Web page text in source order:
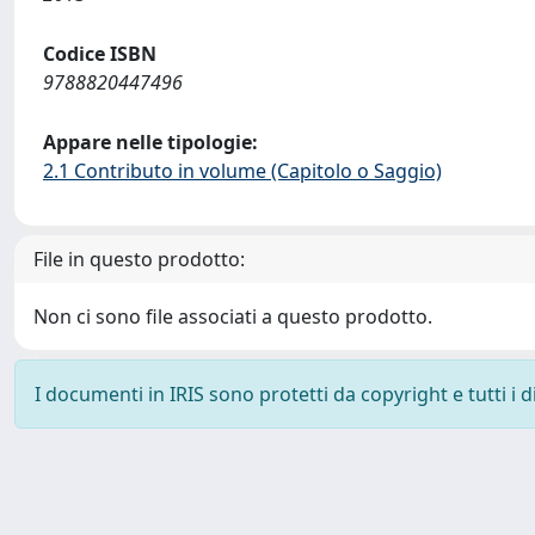
Codice ISBN
9788820447496
Appare nelle tipologie:
2.1 Contributo in volume (Capitolo o Saggio)
File in questo prodotto:
Non ci sono file associati a questo prodotto.
I documenti in IRIS sono protetti da copyright e tutti i